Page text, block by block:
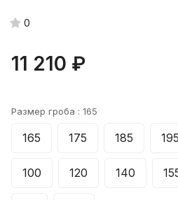
0
11 210 ₽
Размер гроба : 165
165 175 185 195
100 120 140